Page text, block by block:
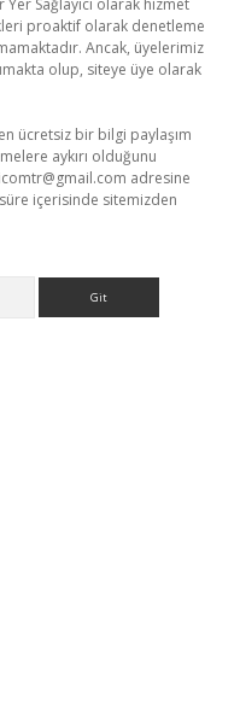
Sağlayıcı olarak hizmet
proaktif olarak denetleme
Ancak, üyelerimiz
olup, siteye üye olarak
ücretsiz bir bilgi paylaşım
aykırı olduğunu
adresine
içerisinde sitemizden